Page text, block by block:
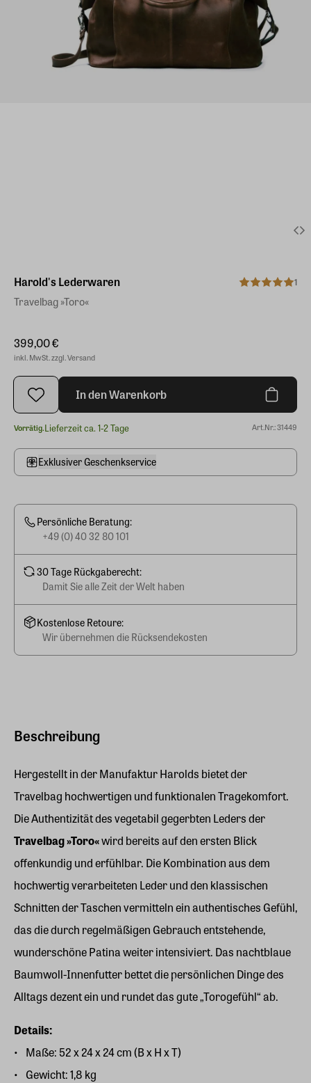
Beschreibung
Hergestellt in der Manufaktur Harolds bietet der
Travelbag hochwertigen und funktionalen Tragekomfort.
Die Authentizität des vegetabil gegerbten Leders der
Travelbag »Toro«wird bereits auf den ersten Blick
offenkundig und erfühlbar. Die Kombination aus dem
hochwertig verarbeiteten Leder und den klassischen
Schnitten der Taschen vermitteln ein authentisches Gefühl,
das die durch regelmäßigen Gebrauch entstehende,
wunderschöne Patina weiter intensiviert. Das nachtblaue
Baumwoll-Innenfutter bettet die persönlichen Dinge des
Alltags dezent ein und rundet das gute „Torogefühl“ ab.
Details:
Maße: 52 x 24 x 24 cm (B x H x T)
Gewicht: 1,8 kg
Harold's Lederwaren 1
Travelbag »Toro«
399,00 €
inkl. MwSt. zzgl. Versand
In den Warenkorb
Vorrätig.Lieferzeit ca. 1-2 Tage Art.Nr.: 31449
Exklusiver Geschenkservice
Persönliche Beratung:
+49 (0) 40 32 80 101
30 Tage Rückgaberecht:
Damit Sie alle Zeit der Welt haben
Kostenlose Retoure:
Wir übernehmen die Rücksendekosten